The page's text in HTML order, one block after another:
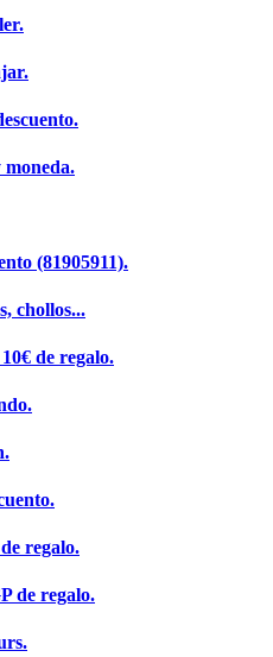
(81905911).
chollos...
de regalo.
regalo.
de regalo.